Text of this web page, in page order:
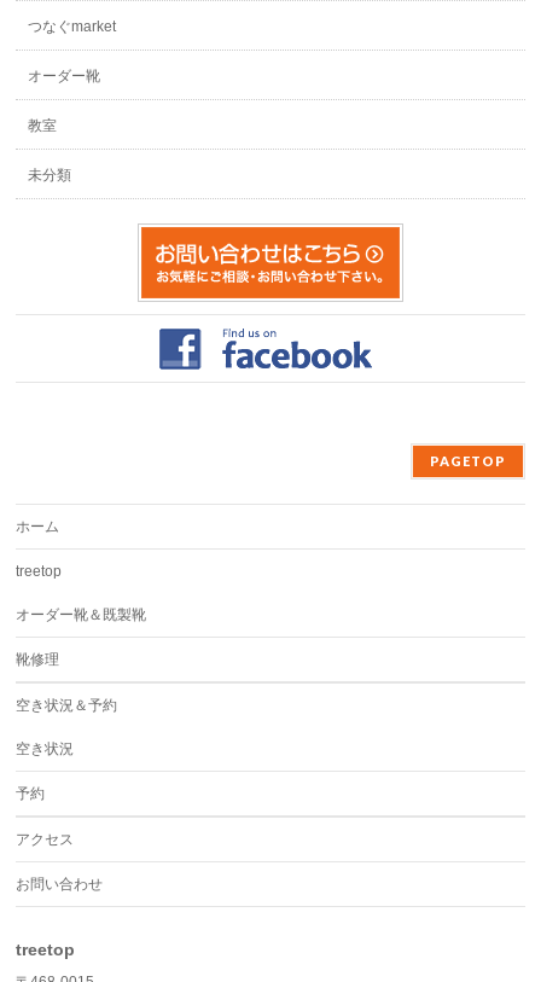
つなぐmarket
オーダー靴
教室
未分類
PAGETOP
ホーム
treetop
オーダー靴＆既製靴
靴修理
空き状況＆予約
空き状況
予約
アクセス
お問い合わせ
treetop